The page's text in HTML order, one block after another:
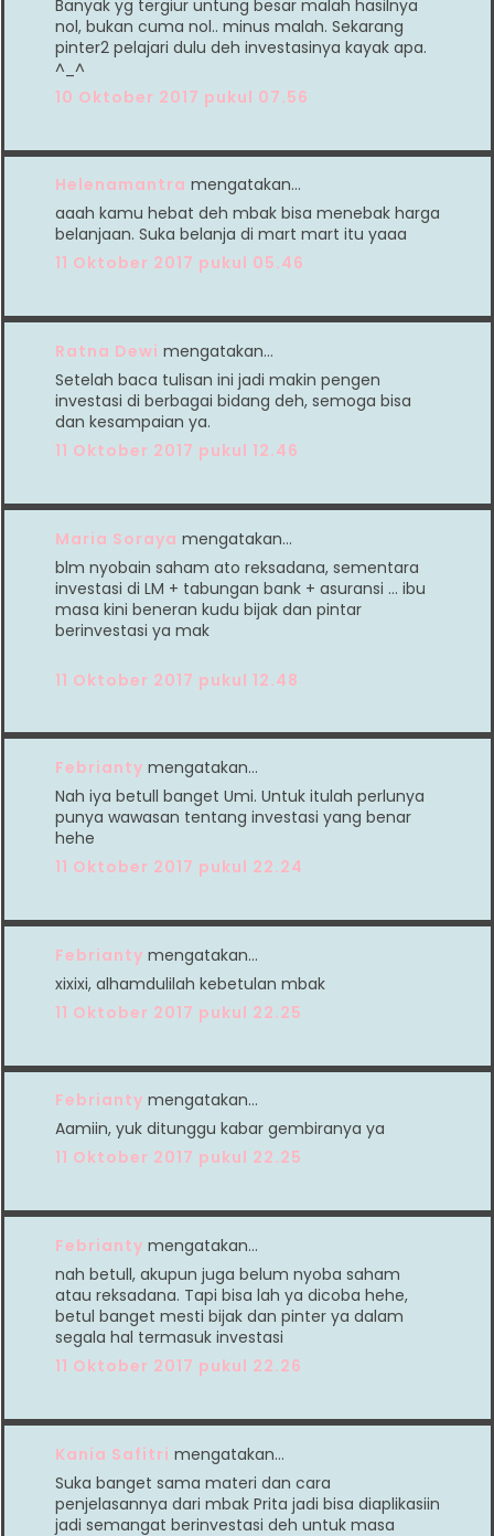
Banyak yg tergiur untung besar malah hasilnya
nol, bukan cuma nol.. minus malah. Sekarang
pinter2 pelajari dulu deh investasinya kayak apa.
^_^
10 Oktober 2017 pukul 07.56
Helenamantra mengatakan…
aaah kamu hebat deh mbak bisa menebak harga
belanjaan. Suka belanja di mart mart itu yaaa
11 Oktober 2017 pukul 05.46
Ratna Dewi mengatakan…
Setelah baca tulisan ini jadi makin pengen
investasi di berbagai bidang deh, semoga bisa
dan kesampaian ya.
11 Oktober 2017 pukul 12.46
Maria Soraya mengatakan…
blm nyobain saham ato reksadana, sementara
investasi di LM + tabungan bank + asuransi ... ibu
masa kini beneran kudu bijak dan pintar
berinvestasi ya mak
11 Oktober 2017 pukul 12.48
Febrianty mengatakan…
Nah iya betull banget Umi. Untuk itulah perlunya
punya wawasan tentang investasi yang benar
hehe
11 Oktober 2017 pukul 22.24
Febrianty mengatakan…
xixixi, alhamdulilah kebetulan mbak
11 Oktober 2017 pukul 22.25
Febrianty mengatakan…
Aamiin, yuk ditunggu kabar gembiranya ya
11 Oktober 2017 pukul 22.25
Febrianty mengatakan…
nah betull, akupun juga belum nyoba saham
atau reksadana. Tapi bisa lah ya dicoba hehe,
betul banget mesti bijak dan pinter ya dalam
segala hal termasuk investasi
11 Oktober 2017 pukul 22.26
Kania Safitri mengatakan…
Suka banget sama materi dan cara
penjelasannya dari mbak Prita jadi bisa diaplikasiin
jadi semangat berinvestasi deh untuk masa